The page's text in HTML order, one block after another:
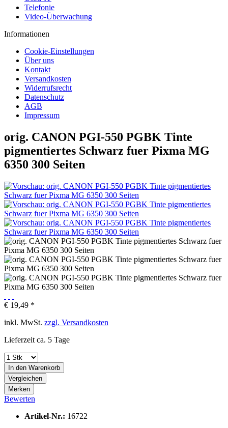
Telefonie
Video-Überwachung
Informationen
Cookie-Einstellungen
Über uns
Kontakt
Versandkosten
Widerrufsrecht
Datenschutz
AGB
Impressum
orig. CANON PGI-550 PGBK Tinte
pigmentiertes Schwarz fuer Pixma MG
6350 300 Seiten
€ 19,49 *
inkl. MwSt. zzgl. Versandkosten
Lieferzeit ca. 5 Tage
In den Warenkorb
Vergleichen
Merken
Bewerten
Artikel-Nr.: 16722